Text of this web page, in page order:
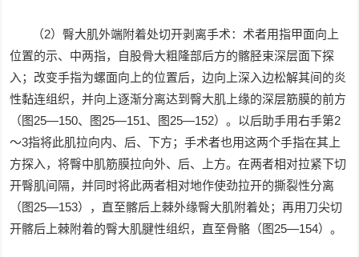
（2）臀大肌外端附着处切开剥离手术：术者用指甲面向上
位置的示、中两指，自股骨大粗隆部后方的髂胫束深层面下探
入；改变手指为螺面向上的位置后，边向上深入边松解其间的炎
性黏连组织，并向上逐渐分离达到臀大肌上缘的深层筋膜的前方
（图25—150、图25—151、图25—152）。以后助手用右手第2
～3指将此肌拉向内、后、下方；手术者也用这两个手指在其上
方探入，将臀中肌筋膜拉向外、后、上方。在两者相对拉紧下切
开臀肌间隔，并同时将此两者相对地作使劲拉开的撕裂性分离
（图25—153），直至髂后上棘外缘臀大肌附着处；再用刀尖切
开髂后上棘附着的臀大肌腱性组织，直至骨骼（图25—154）。